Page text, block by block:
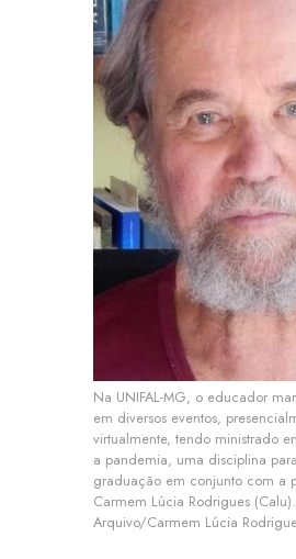
Na UNIFAL-MG, o educador
em diversos eventos,
virtualmente, tendo ministrado
a pandemia, uma disciplina
graduação em conjunto com a
Carmem Lúcia Rodrigues
Arquivo/Carmem Lúcia